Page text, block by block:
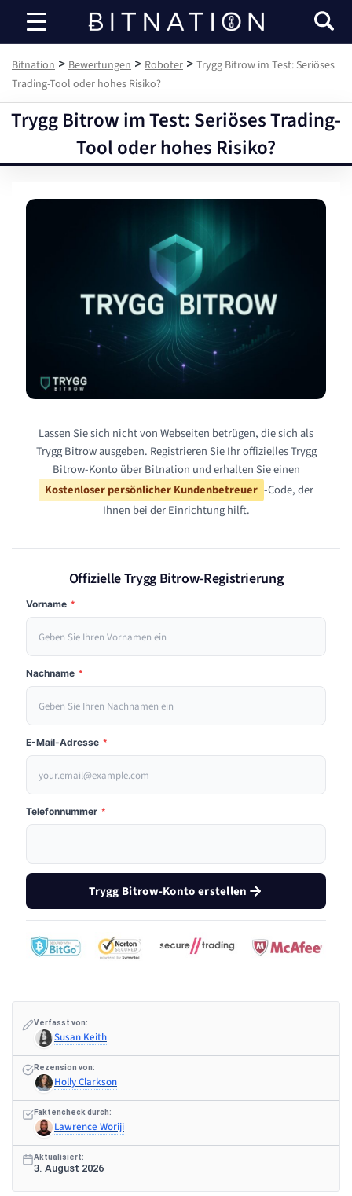
Bitnation
Bitnation > Bewertungen > Roboter > Trygg Bitrow im Test: Seriöses
Trading-Tool oder hohes Risiko?
Trygg Bitrow im Test: Seriöses Trading-
Tool oder hohes Risiko?
Lassen Sie sich nicht von Webseiten betrügen, die sich als
Trygg Bitrow ausgeben. Registrieren Sie Ihr offizielles Trygg
Bitrow-Konto über Bitnation und erhalten Sie einen
Kostenloser persönlicher Kundenbetreuer -Code, der
Ihnen bei der Einrichtung hilft.
Offizielle Trygg Bitrow-Registrierung
Vorname *
Nachname *
E-Mail-Adresse *
Telefonnummer *
Trygg Bitrow-Konto erstellen
Verfasst von:
Susan Keith
Rezension von:
Holly Clarkson
Faktencheck durch:
Lawrence Woriji
Aktualisiert:
3. August 2026